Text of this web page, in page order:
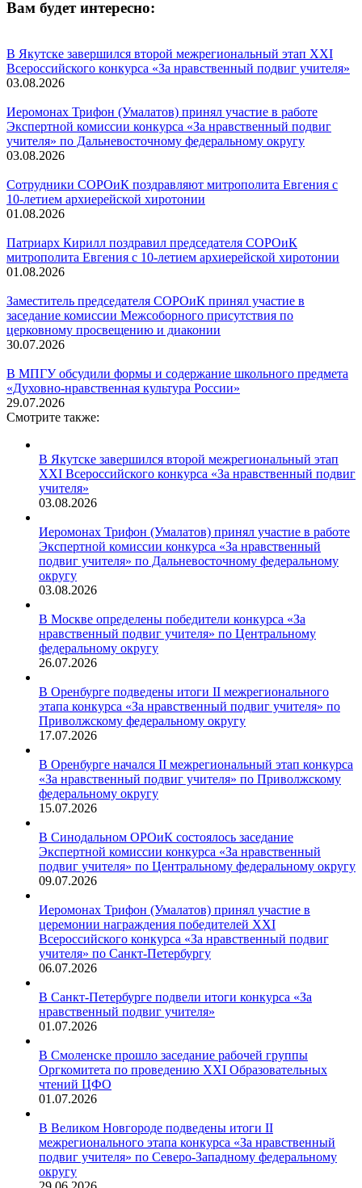
Вам будет интересно:
В Якутске завершился второй межрегиональный этап XXI
Всероссийского конкурса «За нравственный подвиг учителя»
03.08.2026
Иеромонах Трифон (Умалатов) принял участие в работе
Экспертной комиссии конкурса «За нравственный подвиг
учителя» по Дальневосточному федеральному округу
03.08.2026
Сотрудники СОРОиК поздравляют митрополита Евгения с
10-летием архиерейской хиротонии
01.08.2026
Патриарх Кирилл поздравил председателя СОРОиК
митрополита Евгения с 10-летием архиерейской хиротонии
01.08.2026
Заместитель председателя СОРОиК принял участие в
заседание комиссии Межсоборного присутствия по
церковному просвещению и диаконии
30.07.2026
В МПГУ обсудили формы и содержание школьного предмета
«Духовно-нравственная культура России»
29.07.2026
Смотрите также:
В Якутске завершился второй межрегиональный этап
XXI Всероссийского конкурса «За нравственный подвиг
учителя»
03.08.2026
Иеромонах Трифон (Умалатов) принял участие в работе
Экспертной комиссии конкурса «За нравственный
подвиг учителя» по Дальневосточному федеральному
округу
03.08.2026
В Москве определены победители конкурса «За
нравственный подвиг учителя» по Центральному
федеральному округу
26.07.2026
В Оренбурге подведены итоги II межрегионального
этапа конкурса «За нравственный подвиг учителя» по
Приволжскому федеральному округу
17.07.2026
В Оренбурге начался II межрегиональный этап конкурса
«За нравственный подвиг учителя» по Приволжскому
федеральному округу
15.07.2026
В Синодальном ОРОиК состоялось заседание
Экспертной комиссии конкурса «За нравственный
подвиг учителя» по Центральному федеральному округу
09.07.2026
Иеромонах Трифон (Умалатов) принял участие в
церемонии награждения победителей XXI
Всероссийского конкурса «За нравственный подвиг
учителя» по Санкт-Петербургу
06.07.2026
В Санкт-Петербурге подвели итоги конкурса «За
нравственный подвиг учителя»
01.07.2026
В Смоленске прошло заседание рабочей группы
Оргкомитета по проведению XXI Образовательных
чтений ЦФО
01.07.2026
В Великом Новгороде подведены итоги II
межрегионального этапа конкурса «За нравственный
подвиг учителя» по Северо-Западному федеральному
округу